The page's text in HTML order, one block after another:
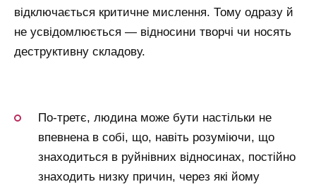
відключається критичне мислення. Тому одразу й
не усвідомлюється — відносини творчі чи носять
деструктивну складову.
По-третє, людина може бути настільки не
впевнена в собі, що, навіть розуміючи, що
знаходиться в руйнівних відносинах, постійно
знаходить низку причин, через які йому